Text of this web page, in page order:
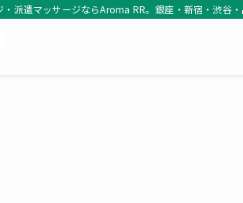
派遣マッサージならAroma RR。銀座・新宿・渋谷